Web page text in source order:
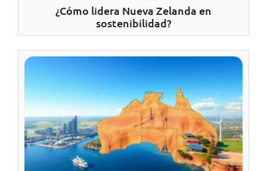
¿Cómo lidera Nueva Zelanda en
sostenibilidad?